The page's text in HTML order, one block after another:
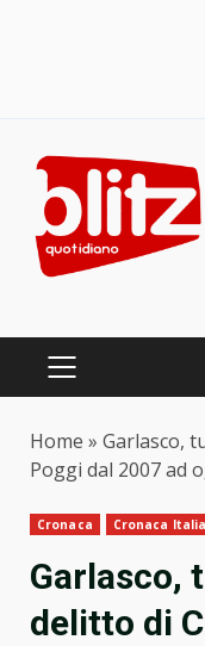
content
PRIMARY
Home » Garlasco,
Poggi dal 2007 ad
Cronaca Cronaca Italia
Garlasco,
delitto di